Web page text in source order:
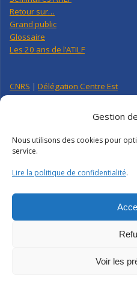
Gestion
Nous utilisons des cookies pour
service.
Lire la politique de confidentialité.
Voir les
Retour sur…
Grand public
Glossaire
Les 20 ans de l’ATILF
CNRS | Délégation Centre Est
Université de Lorraine
CNRS Hebdo Centre-Est
Contact|Plan d’accès
Crédits
ATILF |